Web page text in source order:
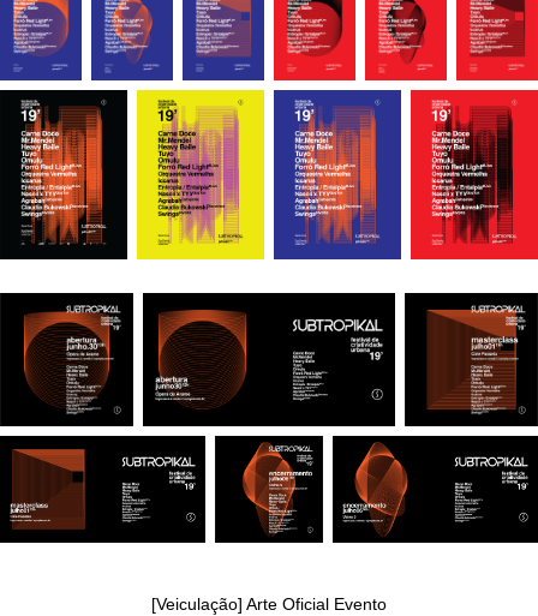
[Veiculação] Arte Oficial Evento